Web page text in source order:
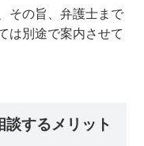
その旨、弁護士まで
は別途で案内させて
するメリット